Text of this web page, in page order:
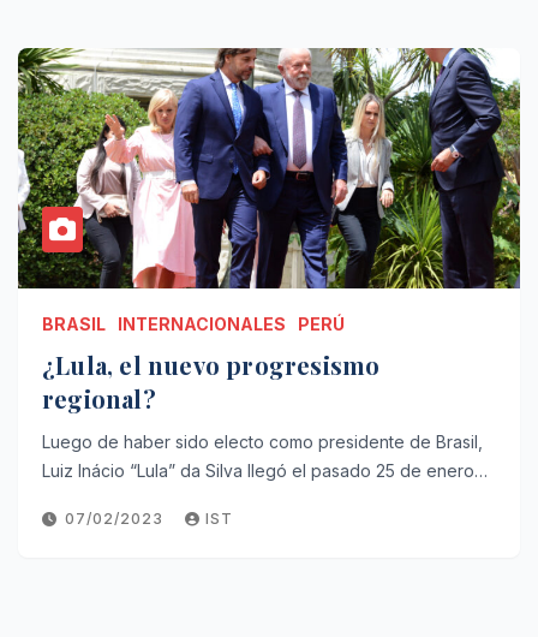
BRASIL INTERNACIONALES PERÚ
¿Lula, el nuevo progresismo
regional?
Luego de haber sido electo como presidente de Brasil,
Luiz Inácio “Lula” da Silva llegó el pasado 25 de enero…
07/02/2023 IST